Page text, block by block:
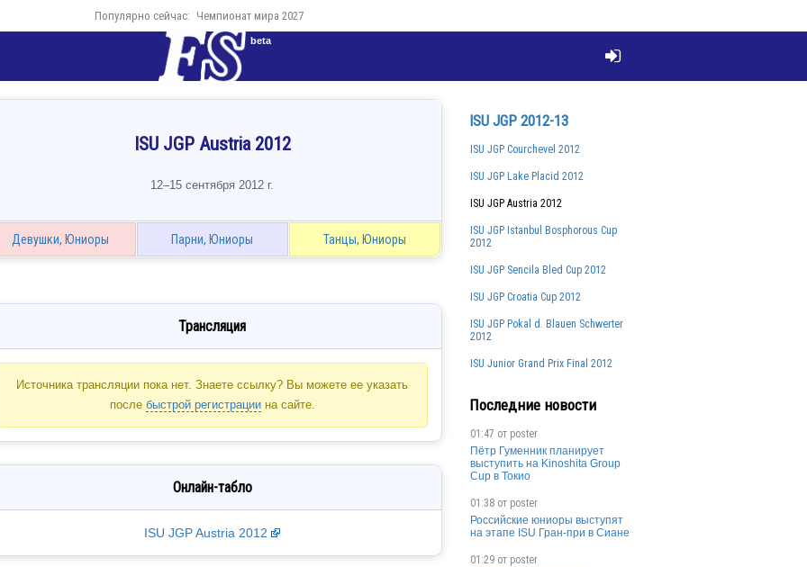
Популярно сейчас: Чемпионат мира 2027

beta
ISU JGP Austria 2012
12–15 сентября 2012 г.
Девушки, Юниоры Парни, Юниоры Танцы, Юниоры
Трансляция
Источника трансляции пока нет. Знаете ссылку? Вы можете ее указать
после быстрой регистрациина сайте.
Онлайн-табло
ISU JGP Austria 2012
ISU JGP 2012-13
ISU JGP Courchevel 2012
ISU JGP Lake Placid 2012
ISU JGP Austria 2012
ISU JGP Istanbul Bosphorous Cup
2012
ISU JGP Sencila Bled Cup 2012
ISU JGP Croatia Cup 2012
ISU JGP Pokal d. Blauen Schwerter
2012
ISU Junior Grand Prix Final 2012
Последние новости
01:47 от poster
Пётр Гуменник планирует
выступить на Kinoshita Group
Cup в Токио
01:38 от poster
Российские юниоры выступят
на этапе ISU Гран-при в Сиане
01:29 от poster